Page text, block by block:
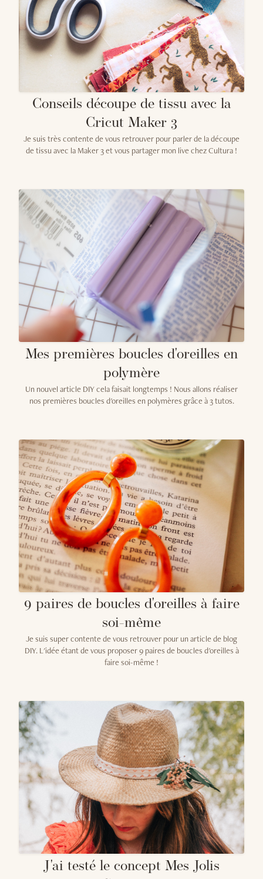
Conseils découpe de tissu avec la
Cricut Maker 3
Je suis très contente de vous retrouver pour parler de la découpe
de tissu avec la Maker 3 et vous partager mon live chez Cultura !
Mes premières boucles d'oreilles en
polymère
Un nouvel article DIY cela faisait longtemps ! Nous allons réaliser
nos premières boucles d'oreilles en polymères grâce à 3 tutos.
9 paires de boucles d'oreilles à faire
soi-même
Je suis super contente de vous retrouver pour un article de blog
DIY. L'idée étant de vous proposer 9 paires de boucles d'oreilles à
faire soi-même !
J'ai testé le concept Mes Jolis